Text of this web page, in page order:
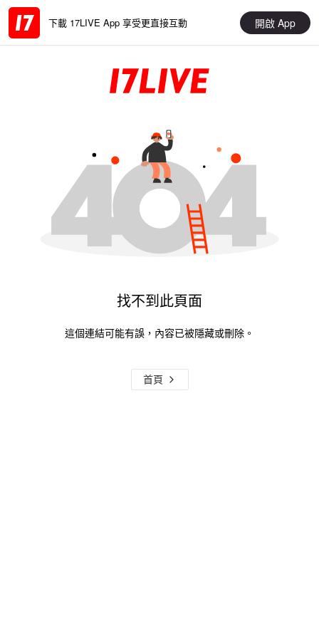
下載 17LIVE App 享受更直接互動 開啟 App
找不到此頁面
這個連結可能有誤，內容已被隱藏或刪除。
首頁